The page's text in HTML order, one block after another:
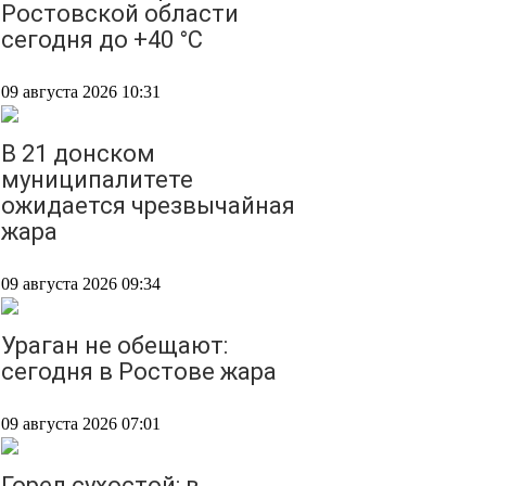
Ростовской области
сегодня до +40 °C
09 августа 2026 10:31
В 21 донском
муниципалитете
ожидается чрезвычайная
жара
09 августа 2026 09:34
Ураган не обещают:
сегодня в Ростове жара
09 августа 2026 07:01